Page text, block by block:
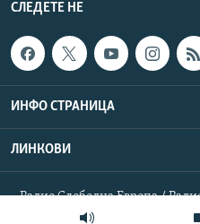
СЛЕДЕТЕ НЕ
ИНФО СТРАНИЦА
ЛИНКОВИ
Радио Слободна Европа /
резервирани